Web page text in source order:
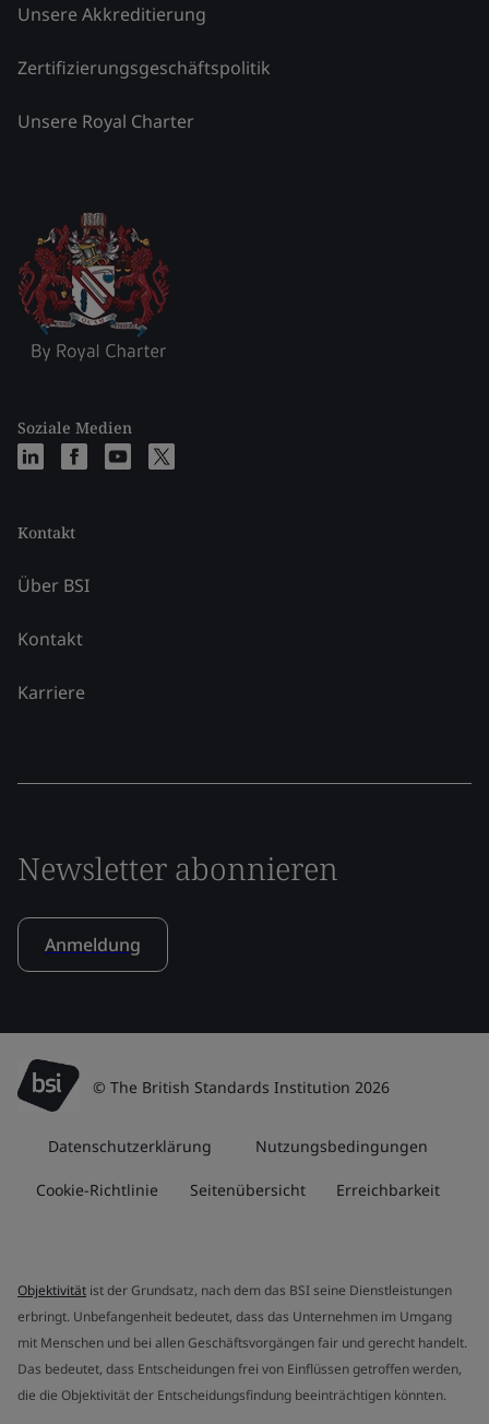
Unsere Akkreditierung
Zertifizierungsgeschäftspolitik
Unsere Royal Charter
Soziale Medien
Kontakt
Über BSI
Kontakt
Karriere
Newsletter abonnieren
Anmeldung
© The British Standards Institution 2026
Datenschutzerklärung Nutzungsbedingungen
Cookie-Richtlinie Seitenübersicht Erreichbarkeit
Objektivität ist der Grundsatz, nach dem das BSI seine Dienstleistungen
erbringt. Unbefangenheit bedeutet, dass das Unternehmen im Umgang
mit Menschen und bei allen Geschäftsvorgängen fair und gerecht handelt.
Das bedeutet, dass Entscheidungen frei von Einflüssen getroffen werden,
die die Objektivität der Entscheidungsfindung beeinträchtigen könnten.